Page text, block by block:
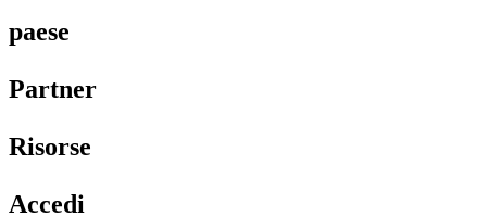
paese​​
Partner​​
Risorse​​
Accedi​​